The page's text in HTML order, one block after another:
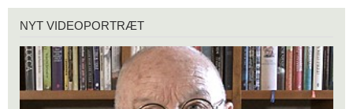
videoportræt
NYT VIDEOPORTRÆT